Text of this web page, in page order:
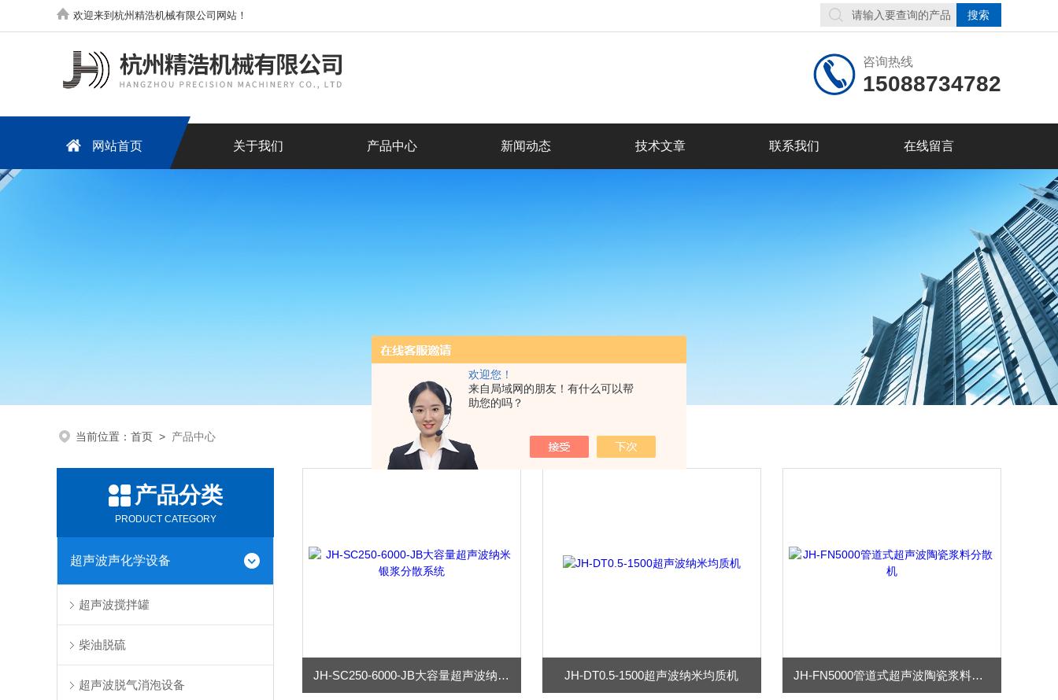
欢迎您！
来自局域网的朋友！有什么可以帮
助您的吗？
欢迎来到杭州精浩机械有限公司网站！
咨询热线
15088734782
网站首页 关于我们 产品中心 新闻动态 技术文章 联系我们 在线留言
当前位置： 首页 > 产品中心
产品分类
PRODUCT CATEGORY
超声波声化学设备
超声波搅拌罐
柴油脱硫
超声波脱气消泡设备
JH-SC250-6000-JB大容量超声波纳米银浆分散系统 JH-DT0.5-1500超声波纳米均质机 JH-FN5000管道式超声波陶瓷浆料分散机